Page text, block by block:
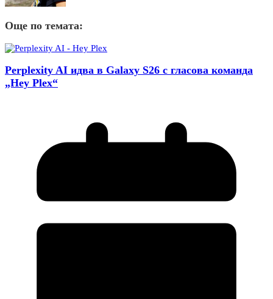
Още по темата:
Perplexity AI идва в Galaxy S26 с гласова команда
„Hey Plex“